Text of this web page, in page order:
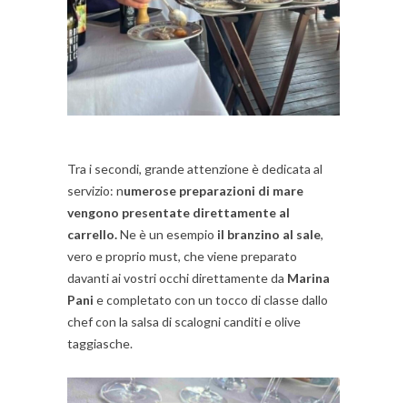
Tra i secondi, grande attenzione è dedicata al
servizio: numerose preparazioni di mare
vengono presentate direttamente al
carrello.Ne è un esempio il branzino al sale,
vero e proprio must, che viene preparato
davanti ai vostri occhi direttamente da Marina
Pani e completato con un tocco di classe dallo
chef con la salsa di scalogni canditi e olive
taggiasche.